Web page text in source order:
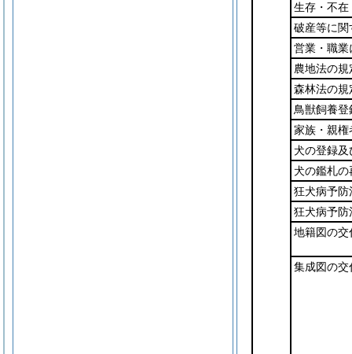
生存・不在
破産等に関
営業・職業
農地法の
森林法の規
鳥獣飼養
家族・親権
犬の登録及
犬の鑑札の
狂犬病予防
狂犬病予防
地籍図の交
集成図の交